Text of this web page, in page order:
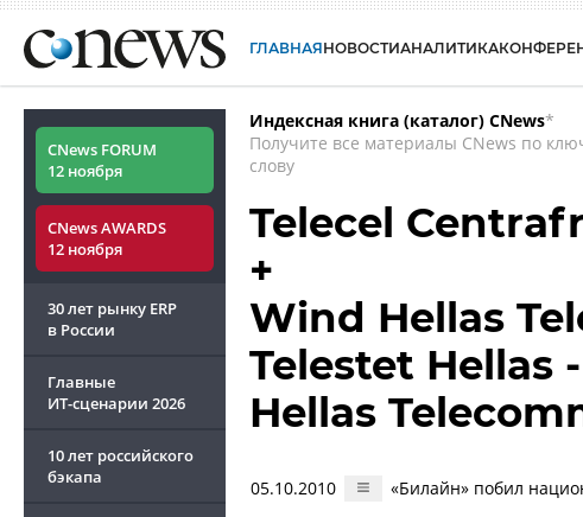
ГЛАВНАЯНОВОСТИАНАЛИТИКА
CNews FORUM
12 ноября
CNews AWARDS
12 ноября
30 лет рынку ERP
в России
Главные
ИТ-сценарии 2026
10 лет российского
бэкапа
Индексная книга (каталог) CNews*
Получите все материалы CNews по
слову
Telecel
+
Wind Hellas
Telestet Hellas
Hellas
05.10.2010 «Билайн» побил